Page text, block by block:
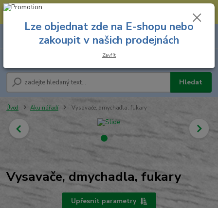
--- Spojovací materiál: 774 431 045 --- Prodejna nářadí: 731 449 423 --
Hledat
8.00 hod. - 16.00 hod.
za
Úvod Aku nářadí Vysavače, dmychadla, fukary
Vysavače, dmychadla, fukary
Upřesnit parametry
Lze objednat zde na E-shopu nebo
zakoupit v našich prodejnách
Zavřít